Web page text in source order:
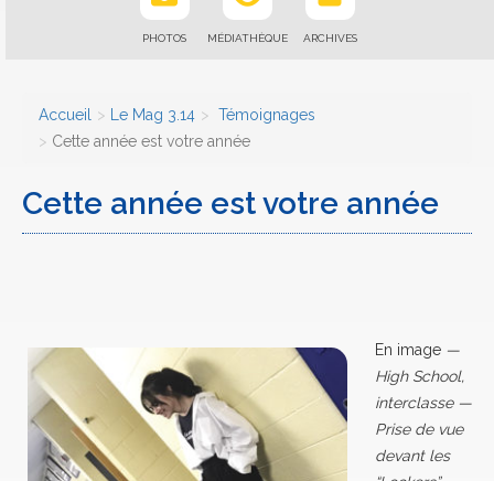
PHOTOS MÉDIATHÈQUE ARCHIVES
Accueil Le Mag 3.14
Témoignages
Cette année est votre année
Cette année est votre année
En image —
High School,
interclasse —
Prise de vue
devant les